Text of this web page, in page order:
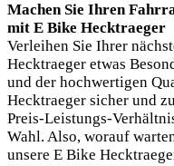
Machen Sie Ihren
mit E Bike Hecktraeger
Verleihen Sie Ihrer
Hecktraeger etwas
und der hochwertigen
Hecktraeger sicher und
Preis-Leistungs-
Wahl. Also, worauf
unsere E Bike